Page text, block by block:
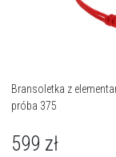
Bransoletka z
próba 375
599 zł